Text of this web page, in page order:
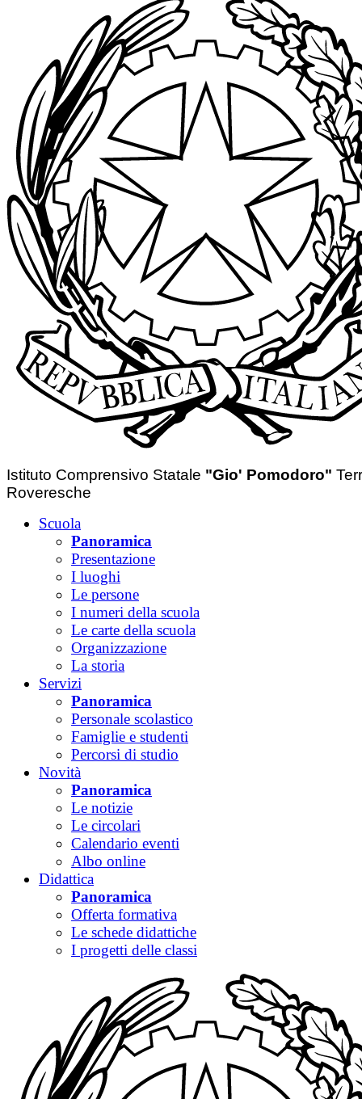
Istituto Comprensivo Statale "Gio' Pomodoro"
Roveresche
Scuola
Panoramica
Presentazione
I luoghi
Le persone
I numeri della scuola
Le carte della scuola
Organizzazione
La storia
Servizi
Panoramica
Personale scolastico
Famiglie e studenti
Percorsi di studio
Novità
Panoramica
Le notizie
Le circolari
Calendario eventi
Albo online
Didattica
Panoramica
Offerta formativa
Le schede didattiche
I progetti delle classi